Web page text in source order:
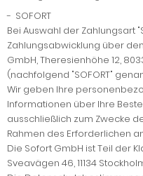
- SOFORT
Bei Auswahl der Zahlungsart
Zahlungsabwicklung über
GmbH, Theresienhöhe 12,
(nachfolgend "SOFORT"
Wir geben Ihre
Informationen über Ihre
ausschließlich zum Zwecke
Rahmen des Erforderlichen
Die Sofort GmbH ist Teil der
Sveavägen 46, 11134